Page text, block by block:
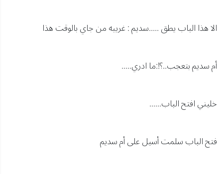
الا هذا الباب يطق .....سديم : غريبه من جاي بالوقت هذا
أم سديم بتعجب..؟!:ما ادري.....
خليني افتح الباب......
فتح الباب سلمت أسيل على أم سديم